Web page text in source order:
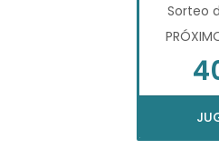
Sorteo